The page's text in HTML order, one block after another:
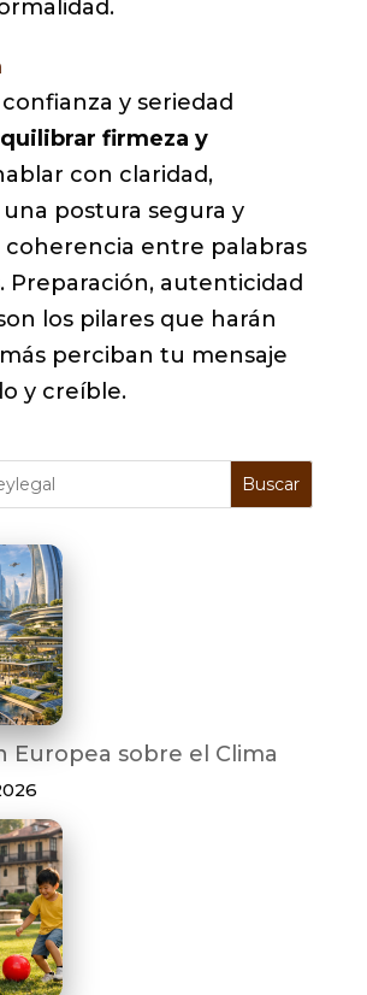
y seriedad
firmeza y
con claridad,
postura segura y
entre palabras
Preparación, autenticidad
los pilares que harán
perciban tu mensaje
y creíble.
Buscar
Europea sobre el Clima